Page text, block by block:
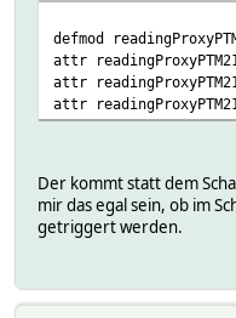
defmod
attr
attr
attr
Der kommt statt dem
mir das egal sein, ob im
getriggert werden.